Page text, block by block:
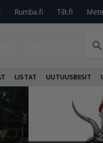
Rumba.fi Tilt.fi
LISTAT UUTUUSBIISIT